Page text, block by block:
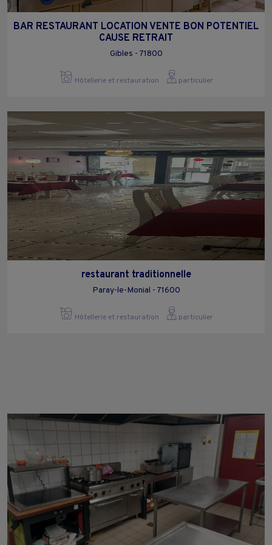
BAR RESTAURANT LOCATION VENTE BON POTENTIEL
CAUSE RETRAIT
Gibles - 71800
Hôtellerie et restauration particulier
restaurant traditionnelle
Paray-le-Monial - 71600
Hôtellerie et restauration particulier